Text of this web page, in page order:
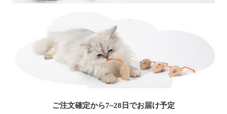
ご注文確定から7~28日でお届け予定